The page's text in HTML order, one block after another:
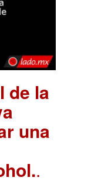
de la
una
.